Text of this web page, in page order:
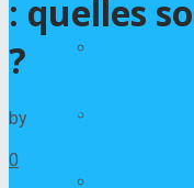
: quelles
?
by
Jean-Charles
0